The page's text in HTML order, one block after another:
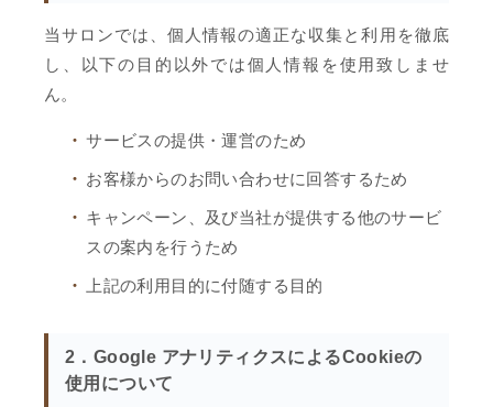
当サロンでは、個人情報の適正な収集と利用を徹底
し、以下の目的以外では個人情報を使用致しませ
ん。
サービスの提供・運営のため
お客様からのお問い合わせに回答するため
キャンペーン、及び当社が提供する他のサービ
スの案内を行うため
上記の利用目的に付随する目的
2．Google アナリティクスによるCookieの
使用について